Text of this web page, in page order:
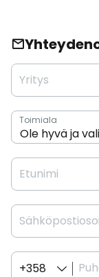
Yritys
Toimiala
Etunimi
+358